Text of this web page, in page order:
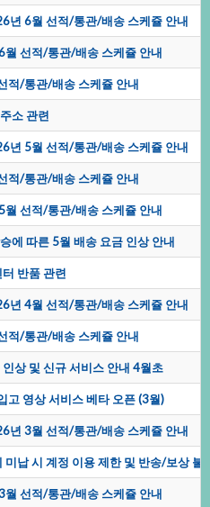
년6월선적/통관/배송스케쥴안내
선적/통관/배송스케쥴안내
적/통관/배송스케쥴안내
소관련
년5월선적/통관/배송스케쥴안내
적/통관/배송스케쥴안내
선적/통관/배송스케쥴안내
에따른5월배송요금인상안내
터반품관련
년4월선적/통관/배송스케쥴안내
적/통관/배송스케쥴안내
상및신규서비스안내4월초
고영상서비스베타오픈(3월)
년3월선적/통관/배송스케쥴안내
미납시계정이용제한및반송/보상불
선적/통관/배송스케쥴안내